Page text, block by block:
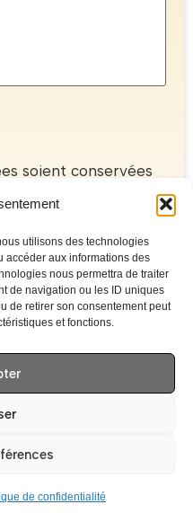
utilisons des technologies
accéder aux informations des
nous permettra de traiter
de navigation ou les ID uniques
de retirer son consentement peut
et fonctions.
de confidentialité
soient conservées
de traiter ma
données ne seront